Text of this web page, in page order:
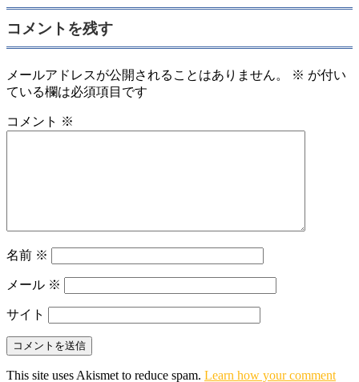
コメントを残す
メールアドレスが公開されることはありません。 ※ が付い
ている欄は必須項目です
コメント ※
名前 ※
メール ※
サイト
This site uses Akismet to reduce spam. Learn how your comment